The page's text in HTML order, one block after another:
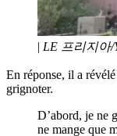
| LE 프리지아/
En réponse, il a
grignoter.
D’abord, je ne
ne mange que